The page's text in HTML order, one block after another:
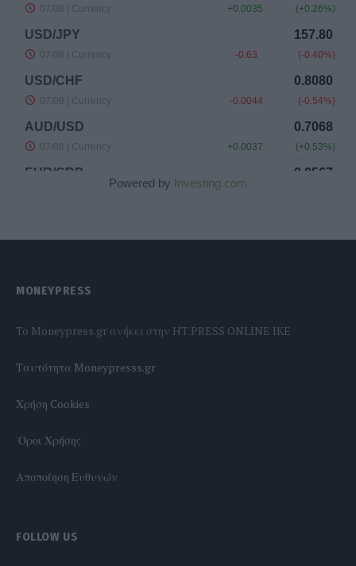
Powered by Investing.com
MONEYPRESS
To Moneypress.gr ανήκει στην HT PRESS ONLINE IKE
Tαυτότητα Moneypresss.gr
Χρήση Cookies
'Οροι Χρήσης
Αποποίηση Ευθυνών
FOLLOW US